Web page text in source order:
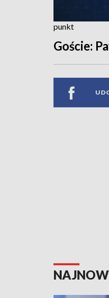
punkt
Goście: